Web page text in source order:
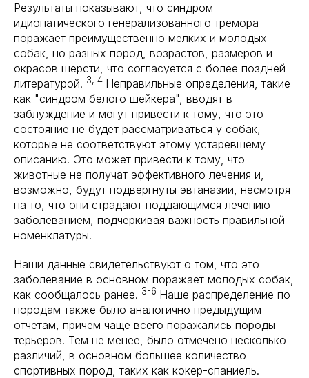
Результаты показывают, что синдром
идиопатического генерализованного тремора
поражает преимущественно мелких и молодых
собак, но разных пород, возрастов, размеров и
окрасов шерсти, что согласуется с более поздней
литературой. 3, 4 Неправильные определения, такие
как "синдром белого шейкера", вводят в
заблуждение и могут привести к тому, что это
состояние не будет рассматриваться у собак,
которые не соответствуют этому устаревшему
описанию. Это может привести к тому, что
животные не получат эффективного лечения и,
возможно, будут подвергнуты эвтаназии, несмотря
на то, что они страдают поддающимся лечению
заболеванием, подчеркивая важность правильной
номенклатуры.
Наши данные свидетельствуют о том, что это
заболевание в основном поражает молодых собак,
как сообщалось ранее. 3-6 Наше распределение по
породам также было аналогично предыдущим
отчетам, причем чаще всего поражались породы
терьеров. Тем не менее, было отмечено несколько
различий, в основном большее количество
спортивных пород, таких как кокер-спаниель.